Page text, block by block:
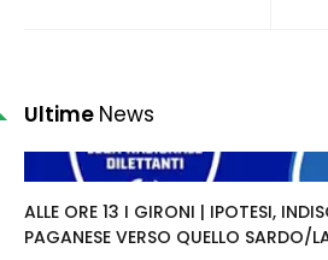
Ultime News
ALLE ORE 13 I GIRONI | IPOTESI,
PAGANESE VERSO QUELLO SARDO/